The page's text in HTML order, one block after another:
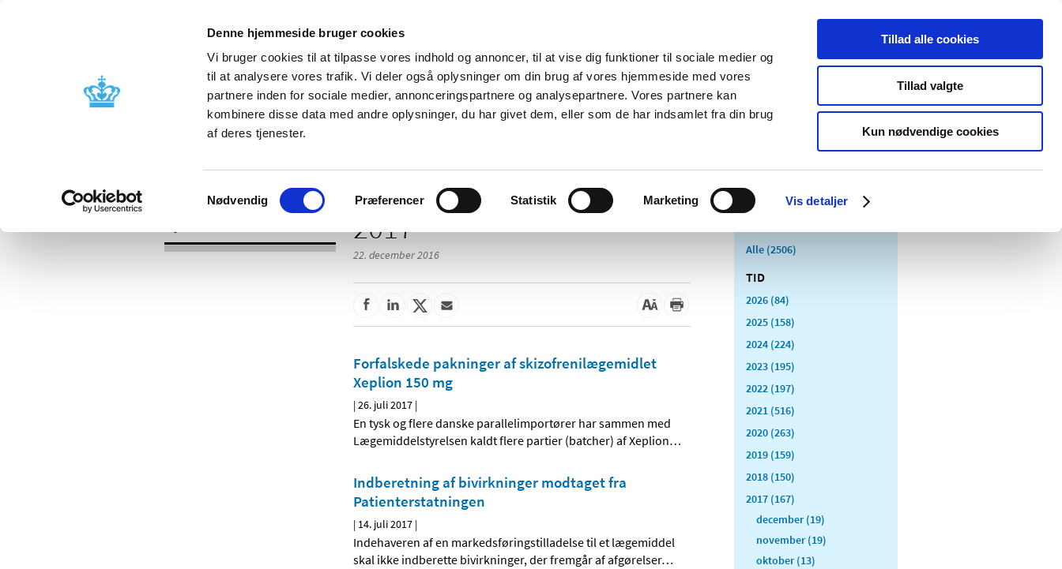
Denne hjemmeside bruger cookies
Vi bruger cookies til at tilpasse vores indhold og annoncer, til at vise dig funktioner til sociale medier og
til at analysere vores trafik. Vi deler også oplysninger om din brug af vores hjemmeside med vores
partnere inden for sociale medier, annonceringspartnere og analysepartnere. Vores partnere kan
kombinere disse data med andre oplysninger, du har givet dem, eller som de har indsamlet fra din brug
af deres tjenester.
Samtykkevalg
Nødvendig Præferencer Statistik Marketing Vis detaljer
Tillad alle cookies
Tillad valgte
Kun nødvendige cookies
Nyheder Om os Kontakt Udgivelser
Godkendelse og
Bivirkninger og
produktinformation
Tilskud og
Apoteker og salg af
Medicinsk
Særlige
produktområder
2017
22. december 2016
Forfalskede pakninger af skizofrenilægemidlet
Xeplion 150 mg
|26. juli 2017 |
En tysk og flere danske parallelimportører har sammen med
Lægemiddelstyrelsen kaldt flere partier (batcher) af Xeplion…
Indberetning af bivirkninger modtaget fra
Patienterstatningen
| 14. juli 2017 |
Indehaveren af en markedsføringstilladelse til et lægemiddel
skal ikke indberette bivirkninger, der fremgår af afgørelser…
Alle (2506)
TID
2026 (84)
2025 (158)
2024 (224)
2023 (195)
2022 (197)
2021 (516)
2020 (263)
2019 (159)
2018 (150)
2017 (167)
december (19)
november (19)
oktober (13)